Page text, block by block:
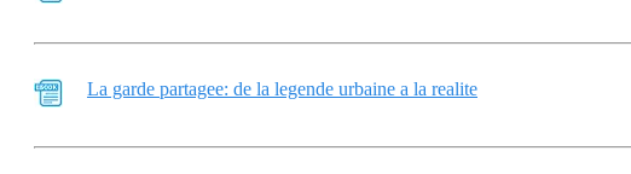
La garde partagee: de la legende urbaine a la realite